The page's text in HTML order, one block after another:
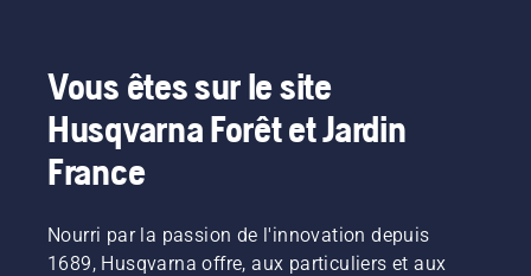
Vous êtes sur le site
Husqvarna Forêt et Jardin
France
Nourri par la passion de l'innovation depuis
1689, Husqvarna offre, aux particuliers et aux